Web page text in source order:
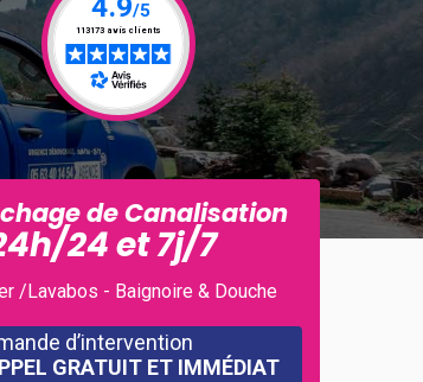
de Canalisation
24 et 7j/7
/Lavabos - Baignoire & Douche
d’intervention
GRATUIT ET IMMÉDIAT